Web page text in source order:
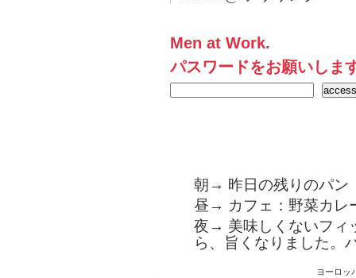
Men at Work.
パスワードをお願いしま
朝→ 昨日の残りのパン
昼→ カフェ：野菜カレ
夜→ 美味しくないフィ
ら、旨くなりました。
ヨーロッ